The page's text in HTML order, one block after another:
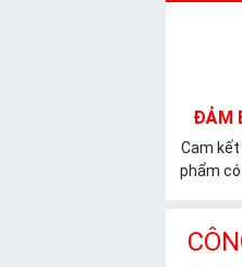
ĐẢM
Cam
phẩm